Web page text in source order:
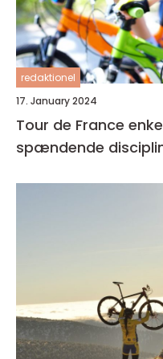
redaktionel
17. January 2024
Tour de France
spændende